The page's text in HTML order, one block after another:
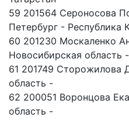
59 201564 Сероносова
Петербург - Республика
60 201230 Москаленко
Новосибирская область -
61 201749 Сторожилова
область -
62 200051 Воронцова
область -